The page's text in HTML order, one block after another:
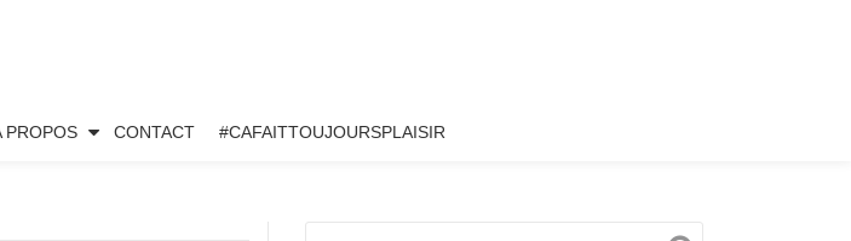
PROPOS CONTACT #CAFAITTOUJOURSPLAISIR